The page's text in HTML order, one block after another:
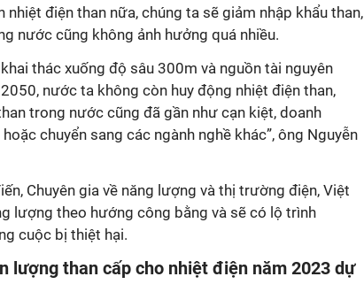
nhiệt điện than nữa, chúng ta sẽ giảm nhập khẩu than,
nước cũng không ảnh hưởng quá nhiều.
thác xuống độ sâu 300m và nguồn tài nguyên
2050, nước ta không còn huy động nhiệt điện than,
trong nước cũng đã gần như cạn kiệt, doanh
hoặc chuyển sang các ngành nghề khác”, ông Nguyễn
Chuyên gia về năng lượng và thị trường điện, Việt
lượng theo hướng công bằng và sẽ có lộ trình
cuộc bị thiệt hại.
lượng than cấp cho nhiệt điện năm 2023 dự